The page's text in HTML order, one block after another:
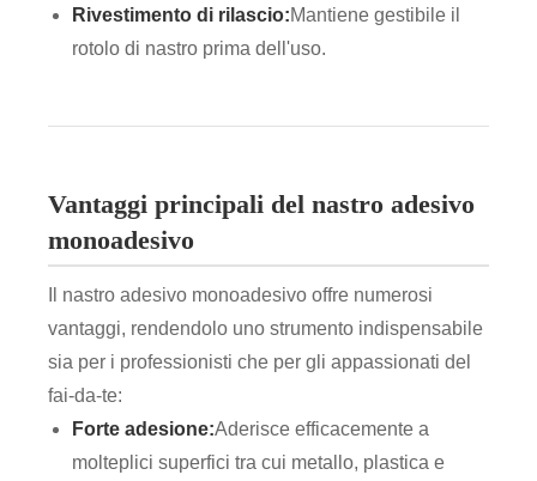
Rivestimento di rilascio:Mantiene gestibile il
rotolo di nastro prima dell'uso.
Vantaggi principali del nastro adesivo
monoadesivo
Il nastro adesivo monoadesivo offre numerosi
vantaggi, rendendolo uno strumento indispensabile
sia per i professionisti che per gli appassionati del
fai-da-te:
Forte adesione:Aderisce efficacemente a
molteplici superfici tra cui metallo, plastica e